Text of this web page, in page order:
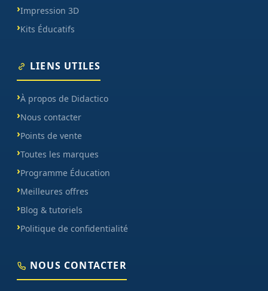
Impression 3D
Kits Éducatifs
LIENS UTILES
À propos de Didactico
Nous contacter
Points de vente
Toutes les marques
Programme Éducation
Meilleures offres
Blog & tutoriels
Politique de confidentialité
NOUS CONTACTER